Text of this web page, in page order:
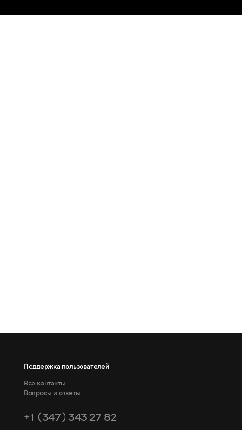
Поддержка пользователей
Все контакты
Вопросы и ответы
+1 (347) 343 27 82